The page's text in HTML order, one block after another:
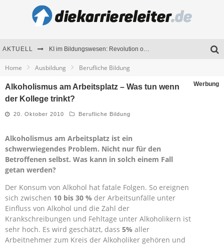
AKTUELL KI im Bildungswesen: Revolution oder Risiko für Schulen und Universitäten?
Seminare als Motivationsmotor – Wie Weiterbildung Mitarbeiter nachhaltig begeistert
Home Ausbildung Berufliche Bildung
Alkoholismus am Arbeitsplatz – Was tun wenn
der Kollege trinkt?
Werbung
20. Oktober 2010 Berufliche Bildung
Alkoholismus am Arbeitsplatz ist ein
schwerwiegendes Problem. Nicht nur für den
Betroffenen selbst. Was kann in solch einem Fall
getan werden?
Der Konsum von Alkohol hat fatale Folgen. So ereignen
sich zwischen 10 bis 30 % der Arbeitsunfälle unter
Einfluss von Alkohol und die Zahl der
Krankschreibungen und Fehltage unter Alkoholikern ist
sehr hoch. Es wird geschätzt, dass 5% aller
Arbeitnehmer zum Kreis der Alkoholiker gehören und